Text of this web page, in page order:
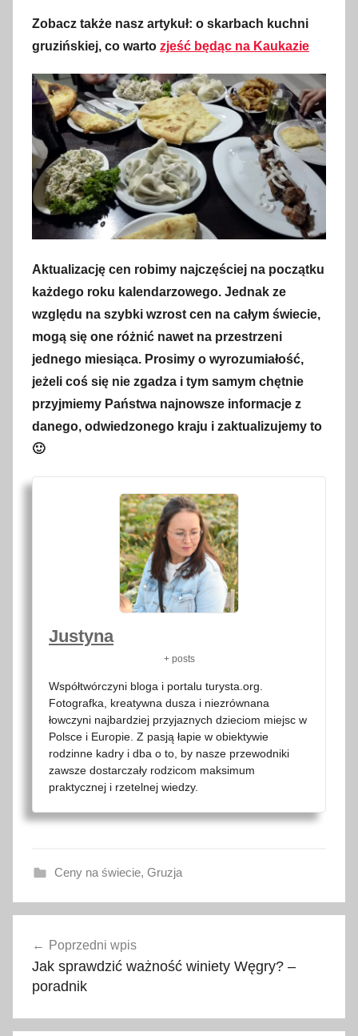
Zobacz także nasz artykuł: o skarbach kuchni
gruzińskiej, co warto zjeść będąc na Kaukazie
Aktualizację cen robimy najczęściej na początku
każdego roku kalendarzowego. Jednak ze
względu na szybki wzrost cen na całym świecie,
mogą się one różnić nawet na przestrzeni
jednego miesiąca. Prosimy o wyrozumiałość,
jeżeli coś się nie zgadza i tym samym chętnie
przyjmiemy Państwa najnowsze informacje z
danego, odwiedzonego kraju i zaktualizujemy to
🙂
Justyna
+ posts
Współtwórczyni bloga i portalu turysta.org.
Fotografka, kreatywna dusza i niezrównana
łowczyni najbardziej przyjaznych dzieciom miejsc w
Polsce i Europie. Z pasją łapie w obiektywie
rodzinne kadry i dba o to, by nasze przewodniki
zawsze dostarczały rodzicom maksimum
praktycznej i rzetelnej wiedzy.
Ceny na świecie, Gruzja
a
a
l
wpisu
Poprzedni wpis
Jak sprawdzić ważność winiety Węgry? –
poradnik